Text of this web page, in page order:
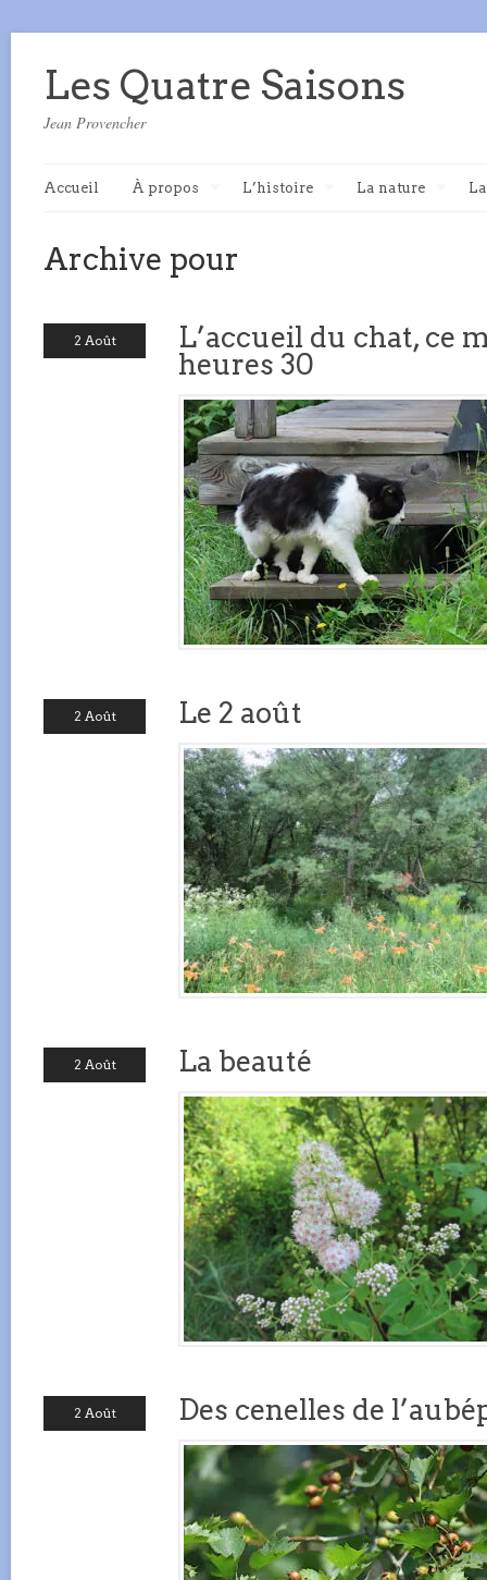
Les Quatre Saisons
Jean Provencher
Accueil À propos L’histoire La nature
Archive pour
2 Août
L’accueil du chat, ce
heures 30
2 Août Le 2 août
2 Août La beauté
2 Août Des cenelles de